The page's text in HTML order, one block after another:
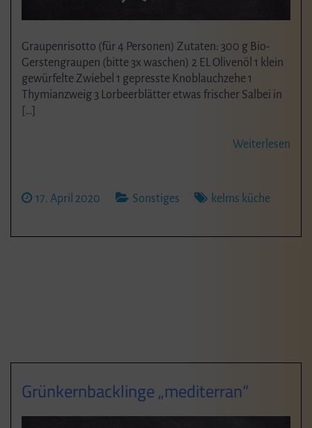
Graupenrisotto (für 4 Personen) Zutaten: 300 g Bio-
Gerstengraupen (bitte 3x waschen) 2 EL Olivenöl 1 klein
gewürfelte Zwiebel 1 gepresste Knoblauchzehe 1
Thymianzweig 3 Lorbeerblätter etwas frischer Salbei in
[…]
Weiterlesen
17. April 2020 Sonstiges kelms küche
Grünkernbacklinge „mediterran“